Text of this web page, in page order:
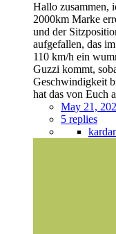
Hallo zusammen,
2000km Marke
und der
aufgefallen, das
110 km/h ein
Guzzi kommt,
Geschwindigkeit
hat das von Euch
May 21,
5 replies